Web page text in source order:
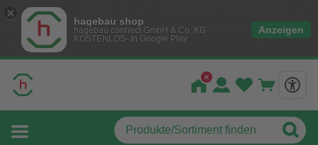
hagebau shop
hagebau connect GmbH & Co. KG
KOSTENLOS- In Google Play
Anzeigen